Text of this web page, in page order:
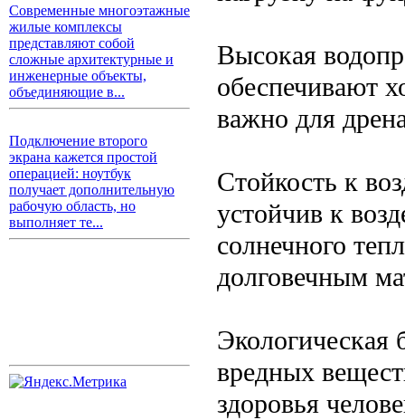
Современные многоэтажные
жилые комплексы
представляют собой
сложные архитектурные и
инженерные объекты,
объединяющие в...
Подключение второго
экрана кажется простой
операцией: ноутбук
получает дополнительную
рабочую область, но
выполняет те...
Высокая
обеспечивают
важно для
Стойкость к
устойчив к
солнечного
долговечным
Экологическая
вредных
здоровья